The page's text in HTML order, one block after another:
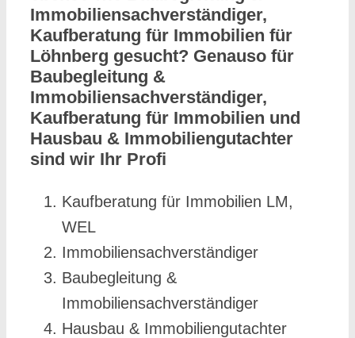
Immobiliensachverständiger,
Kaufberatung für Immobilien für
Löhnberg gesucht? Genauso für
Baubegleitung &
Immobiliensachverständiger,
Kaufberatung für Immobilien und
Hausbau & Immobiliengutachter
sind wir Ihr Profi
Kaufberatung für Immobilien LM,
WEL
Immobiliensachverständiger
Baubegleitung &
Immobiliensachverständiger
Hausbau & Immobiliengutachter